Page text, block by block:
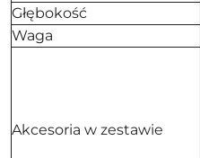
Głębokość
Waga
Akcesoria w zestawie